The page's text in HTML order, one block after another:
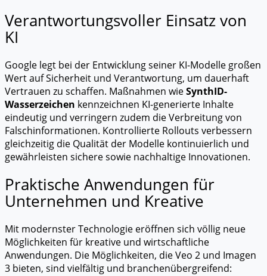
Verantwortungsvoller Einsatz von
KI
Google legt bei der Entwicklung seiner KI-Modelle großen
Wert auf Sicherheit und Verantwortung, um dauerhaft
Vertrauen zu schaffen. Maßnahmen wieSynthID-
Wasserzeichen kennzeichnen KI-generierte Inhalte
eindeutig und verringern zudem die Verbreitung von
Falschinformationen. Kontrollierte Rollouts verbessern
gleichzeitig die Qualität der Modelle kontinuierlich und
gewährleisten sichere sowie nachhaltige Innovationen.
Praktische Anwendungen für
Unternehmen und Kreative
Mit modernster Technologie eröffnen sich völlig neue
Möglichkeiten für kreative und wirtschaftliche
Anwendungen. Die Möglichkeiten, die Veo 2 und Imagen
3 bieten, sind vielfältig und branchenübergreifend: